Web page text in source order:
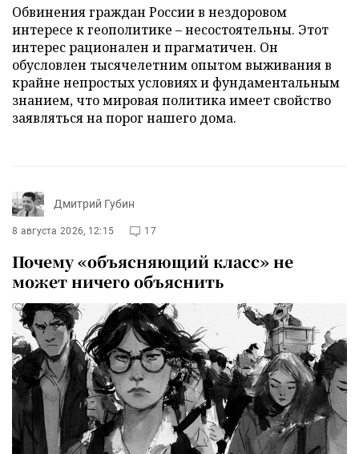
Обвинения граждан России в нездоровом
интересе к геополитике – несостоятельны. Этот
интерес рационален и прагматичен. Он
обусловлен тысячелетним опытом выживания в
крайне непростых условиях и фундаментальным
знанием, что мировая политика имеет свойство
заявляться на порог нашего дома.
Дмитрий Губин
8 августа 2026, 12:15 17
Почему «объясняющий класс» не
может ничего объяснить